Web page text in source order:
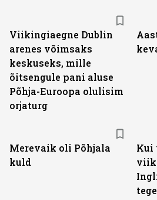
Viikingiaegne Dublin
arenes võimsaks
keskuseks, mille
õitsengule pani aluse
Põhja-Euroopa olulisim
orjaturg
Merevaik oli Põhjala
kuld
Kui